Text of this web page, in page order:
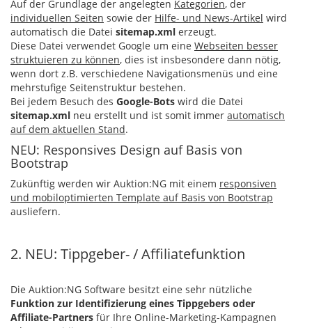
Auf der Grundlage der angelegten Kategorien, der
individuellen Seiten sowie der Hilfe- und News-Artikel wird
automatisch die Datei sitemap.xml erzeugt.
Diese Datei verwendet Google um eine Webseiten besser
struktuieren zu können, dies ist insbesondere dann nötig,
wenn dort z.B. verschiedene Navigationsmenüs und eine
mehrstufige Seitenstruktur bestehen.
Bei jedem Besuch des Google-Bots wird die Datei
sitemap.xml neu erstellt und ist somit immer automatisch
auf dem aktuellen Stand.
NEU: Responsives Design auf Basis von
Bootstrap
Zukünftig werden wir Auktion:NG mit einem responsiven
und mobiloptimierten Template auf Basis von Bootstrap
ausliefern.
2. NEU: Tippgeber- / Affiliatefunktion
Die Auktion:NG Software besitzt eine sehr nützliche
Funktion zur Identifizierung eines Tippgebers oder
Affiliate-Partners für Ihre Online-Marketing-Kampagnen